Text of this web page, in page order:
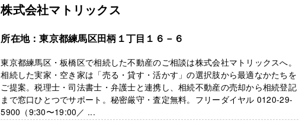
株式会社マトリックス
所在地：東京都練馬区田柄１丁目１６－６
東京都練馬区・板橋区で相続した不動産のご相談は株式会社マトリックスへ。
相続した実家・空き家は「売る・貸す・活かす」の選択肢から最適なかたちを
ご提案。税理士・司法書士・弁護士と連携し、相続不動産の売却から相続登記
まで窓口ひとつでサポート。秘密厳守・査定無料。フリーダイヤル 0120-29-
5900（9:30〜19:00／ ...